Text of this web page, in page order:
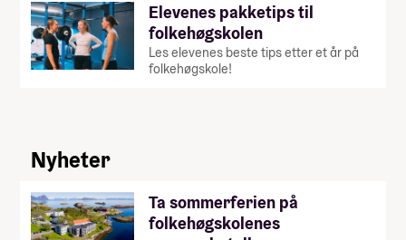
Elevenes pakketips til
folkehøgskolen
Les elevenes beste tips etter et år på
folkehøgskole!
Nyheter
Ta sommerferien på
folkehøgskolenes